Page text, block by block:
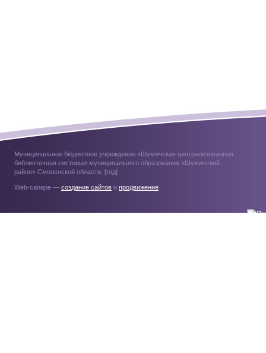
Муниципальное бюджетное учреждение «Шумячская централизованная
библиотечная система» муниципального образования «Шумячский
район» Смоленской области, [год]
Web-canape — создание сайтов и продвижение